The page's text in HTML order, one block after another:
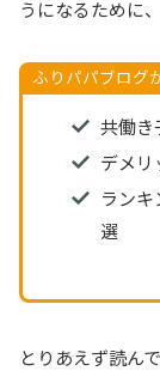
うになるために
ふりパパブログ
共働き
デメリ
ラン
選
とりあえず読ん